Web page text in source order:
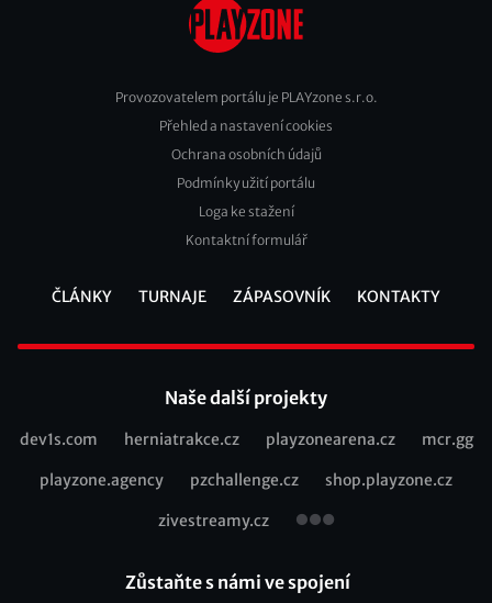
Footer
Provozovatelem portálu je PLAYzone s.r.o.
Přehled a nastavení cookies
Ochrana osobních údajů
Podmínky užití portálu
Loga ke stažení
Kontaktní formulář
ČLÁNKY TURNAJE ZÁPASOVNÍK KONTAKTY
Naše další projekty
Recommended
dev1s.com herniatrakce.cz playzonearena.cz mcr.gg
playzone.agency pzchallenge.cz shop.playzone.cz
zivestreamy.cz
Zůstaňte s námi ve spojení